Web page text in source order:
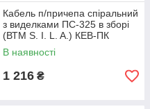
Кабель п/причепа спіральний
з виделками ПС-325 в зборі
(ВТМ S. I. L. A.) КЕВ-ПК
(6х0,75+1)
В наявності
1 216 ₴